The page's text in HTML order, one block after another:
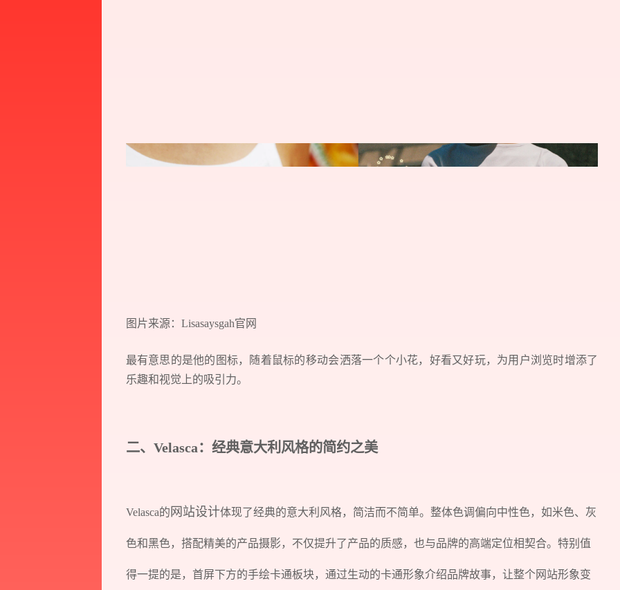
图片来源：Lisasaysgah官网
最有意思的是他的图标，随着鼠标的移动会洒落一个个小花，好看又好玩，为用户浏览时增添了
乐趣和视觉上的吸引力。
二、Velasca：经典意大利风格的简约之美
Velasca的 网站设计体现了经典的意大利风格，简洁而不简单。整体色调偏向中性色，如米色、灰
色和黑色，搭配精美的产品摄影，不仅提升了产品的质感，也与品牌的高端定位相契合。特别值
得一提的是，首屏下方的手绘卡通板块，通过生动的卡通形象介绍品牌故事，让整个网站形象变